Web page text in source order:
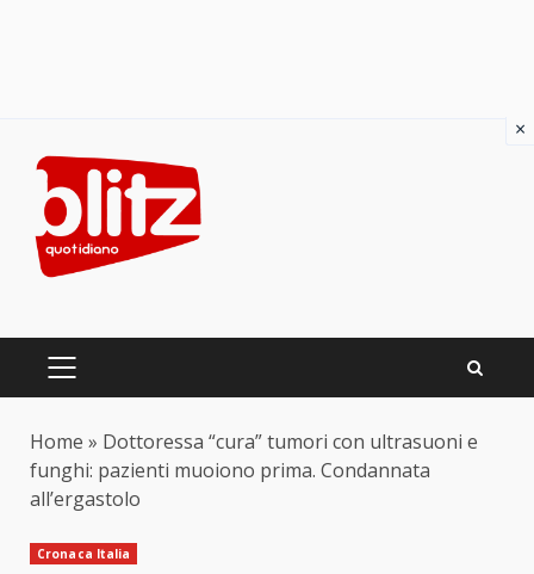
content
PRIMARY
Home » Dottoressa “cura” tumori con ultrasuoni e
funghi: pazienti muoiono prima. Condannata
all’ergastolo
Cronaca Italia
×